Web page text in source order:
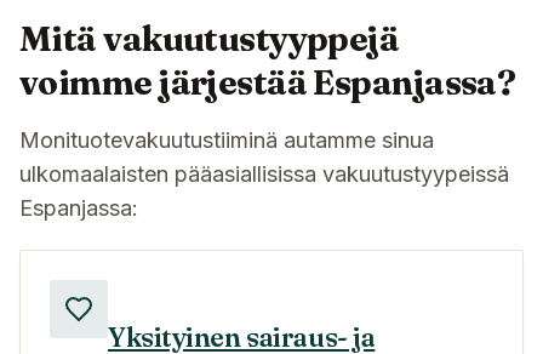
Mitä vakuutustyyppejä
voimme järjestää Espanjassa?
Monituotevakuutustiiminä autamme sinua
ulkomaalaisten pääasiallisissa vakuutustyypeissä
Espanjassa:
Yksityinen sairaus- ja